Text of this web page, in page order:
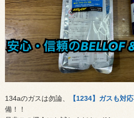
134aのガスは勿論、 【1234】ガスも対応
備！！